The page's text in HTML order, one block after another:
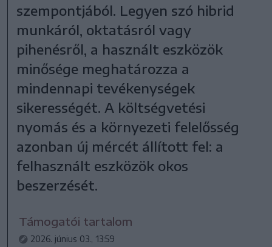
szempontjából. Legyen szó hibrid
munkáról, oktatásról vagy
pihenésről, a használt eszközök
minősége meghatározza a
mindennapi tevékenységek
sikerességét. A költségvetési
nyomás és a környezeti felelősség
azonban új mércét állított fel: a
felhasznált eszközök okos
beszerzését.
Támogatói tartalom
2026. június 03., 13:59